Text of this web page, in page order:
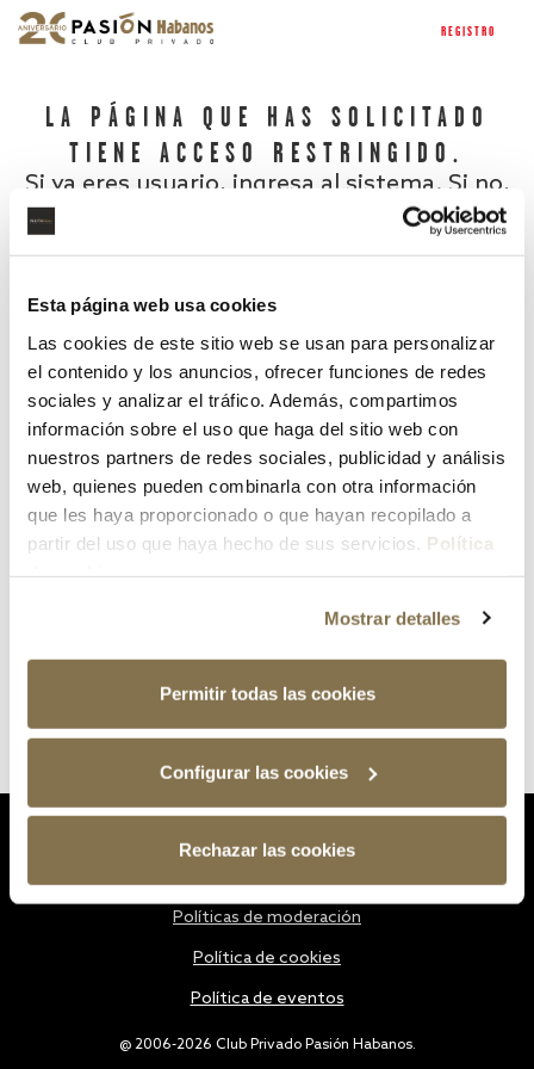
Esta página web usa cookies
Las cookies de este sitio web se usan para personalizar
el contenido y los anuncios, ofrecer funciones de redes
sociales y analizar el tráfico. Además, compartimos
información sobre el uso que haga del sitio web con
nuestros partners de redes sociales, publicidad y análisis
web, quienes pueden combinarla con otra información
que les haya proporcionado o que hayan recopilado a
partir del uso que haya hecho de sus servicios. Política
Mostrar detalles
Permitir todas las cookies
Configurar las cookies
Rechazar las cookies
REGISTRO
LA PÁGINA QUE HAS SOLICITADO
TIENE ACCESO RESTRINGIDO.
Si ya eres usuario, ingresa al sistema. Si no,
¿Has olvidado tu contraseña?
@ 2006-2026 Club Privado Pasión Habanos.
Políticas de moderación
Política de cookies
Política de eventos